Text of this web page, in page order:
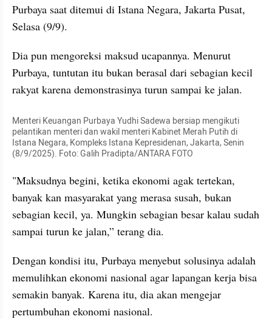
Purbaya saat ditemui di Istana Negara, Jakarta Pusat,
Selasa (9/9).
Dia pun mengoreksi maksud ucapannya. Menurut
Purbaya, tuntutan itu bukan berasal dari sebagian kecil
rakyat karena demonstrasinya turun sampai ke jalan.
Menteri Keuangan Purbaya Yudhi Sadewa bersiap mengikuti
pelantikan menteri dan wakil menteri Kabinet Merah Putih di
Istana Negara, Kompleks Istana Kepresidenan, Jakarta, Senin
(8/9/2025). Foto: Galih Pradipta/ANTARA FOTO
"Maksudnya begini, ketika ekonomi agak tertekan,
banyak kan masyarakat yang merasa susah, bukan
sebagian kecil, ya. Mungkin sebagian besar kalau sudah
sampai turun ke jalan,” terang dia.
Dengan kondisi itu, Purbaya menyebut solusinya adalah
memulihkan ekonomi nasional agar lapangan kerja bisa
semakin banyak. Karena itu, dia akan mengejar
pertumbuhan ekonomi nasional.